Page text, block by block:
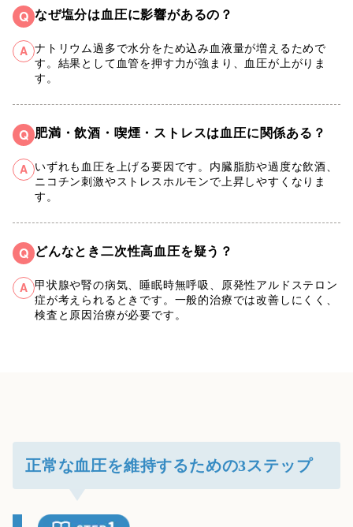
Q なぜ塩分は血圧に影響があるの？
A ナトリウム過多で水分をため込み血液量が増えるためで
す。結果として血管を押す力が強まり、血圧が上がりま
す。
Q 肥満・飲酒・喫煙・ストレスは血圧に関係ある？
A いずれも血圧を上げる要因です。内臓脂肪や過度な飲酒、
ニコチン刺激やストレスホルモンで上昇しやすくなりま
す。
Q どんなとき二次性高血圧を疑う？
A 甲状腺や腎の病気、睡眠時無呼吸、原発性アルドステロン
症が考えられるときです。一般的治療では改善しにくく、
検査と原因治療が必要です。
正常な血圧を維持するための3ステップ